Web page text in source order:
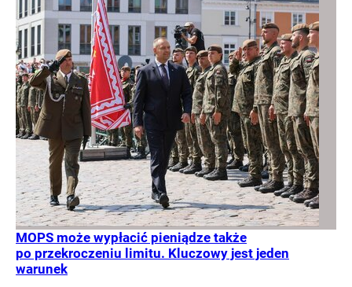
MOPS może wypłacić pieniądze także
po przekroczeniu limitu. Kluczowy jest jeden
warunek